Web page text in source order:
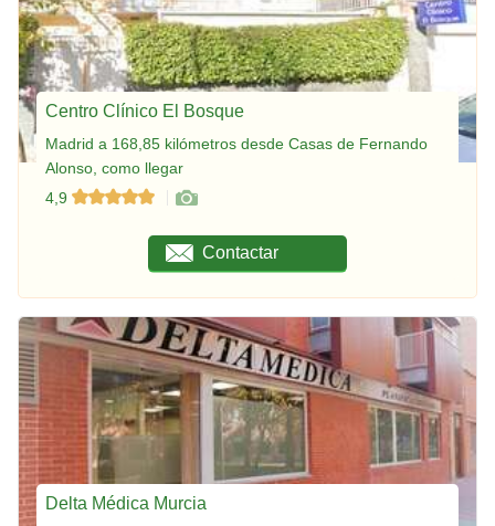
Centro Clínico El Bosque
Madrid a 168,85 kilómetros desde Casas de Fernando
Alonso, como llegar
4,9
Contactar
Delta Médica Murcia